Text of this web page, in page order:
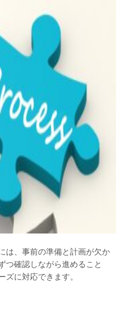
は、事前の準備と計画が欠か
つ確認しながら進めること
ズに対応できます。